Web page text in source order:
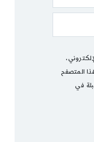
المتصفح
في